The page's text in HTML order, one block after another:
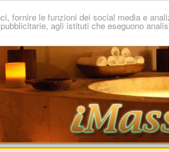
fornire le funzioni dei social media e
agli istituti che eseguono